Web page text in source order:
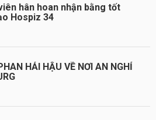
hân hoan nhận bằng tốt
Hospiz 34
HẢI HẬU VỀ NƠI AN NGHỈ